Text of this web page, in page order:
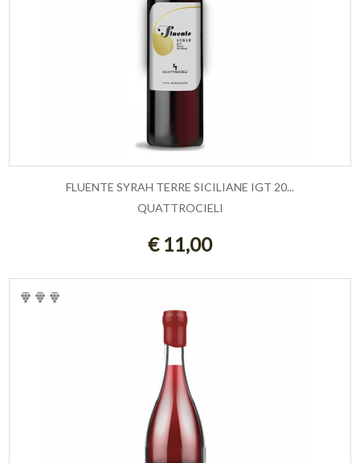
AGGIUNGI AL CARRELLO
FLUENTE SYRAH TERRE SICILIANE IGT 20...
QUATTROCIELI
€ 11,00